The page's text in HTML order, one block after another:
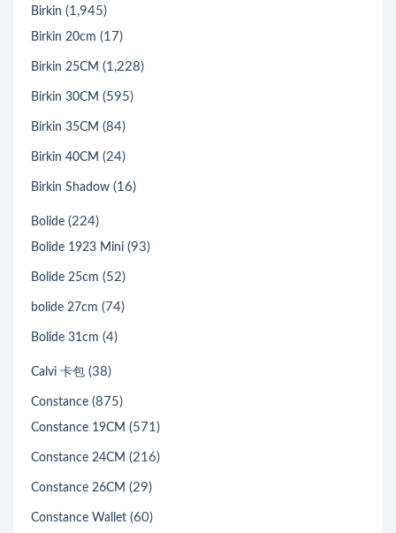
Birkin (1,945)
Birkin 20cm (17)
Birkin 25CM (1,228)
Birkin 30CM (595)
Birkin 35CM (84)
Birkin 40CM (24)
Birkin Shadow (16)
Bolide (224)
Bolide 1923 Mini (93)
Bolide 25cm (52)
bolide 27cm (74)
Bolide 31cm (4)
Calvi 卡包 (38)
Constance (875)
Constance 19CM (571)
Constance 24CM (216)
Constance 26CM (29)
Constance Wallet (60)